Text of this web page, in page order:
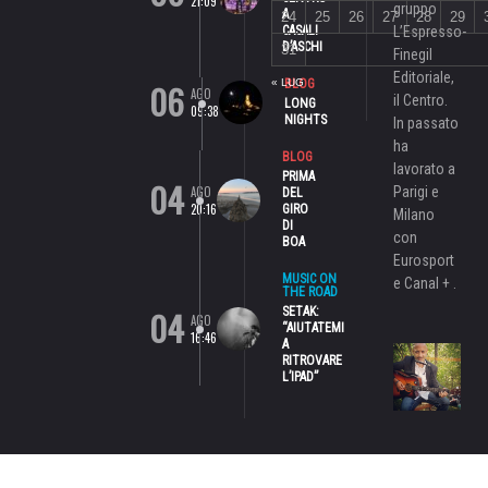
A
CASALI
D’ASCHI
06 AGO
09:38
BLOG
LONG
NIGHTS
04 AGO
20:16
BLOG
PRIMA
DEL
GIRO
DI
BOA
04 AGO
16:46
MUSIC ON
THE ROAD
SETAK:
“AIUTATEMI
A
RITROVARE
L’IPAD”
« LUG
24
25 26 27 28 29
31
gruppo
L’Espresso-
Finegil
Editoriale,
il Centro.
In passato
ha
lavorato a
Parigi e
Milano
con
Eurosport
e Canal + .